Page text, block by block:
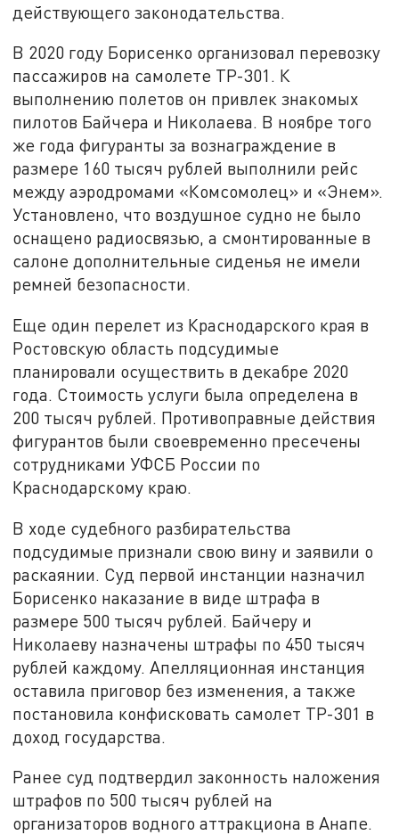
действующего законодательства.
В 2020 году Борисенко организовал перевозку
пассажиров на самолете ТР-301. К
выполнению полетов он привлек знакомых
пилотов Байчера и Николаева. В ноябре того
же года фигуранты за вознаграждение в
размере 160 тысяч рублей выполнили рейс
между аэродромами «Комсомолец» и «Энем».
Установлено, что воздушное судно не было
оснащено радиосвязью, а смонтированные в
салоне дополнительные сиденья не имели
ремней безопасности.
Еще один перелет из Краснодарского края в
Ростовскую область подсудимые
планировали осуществить в декабре 2020
года. Стоимость услуги была определена в
200 тысяч рублей. Противоправные действия
фигурантов были своевременно пресечены
сотрудниками УФСБ России по
Краснодарскому краю.
В ходе судебного разбирательства
подсудимые признали свою вину и заявили о
раскаянии. Суд первой инстанции назначил
Борисенко наказание в виде штрафа в
размере 500 тысяч рублей. Байчеру и
Николаеву назначены штрафы по 450 тысяч
рублей каждому. Апелляционная инстанция
оставила приговор без изменения, а также
постановила конфисковать самолет ТР-301 в
доход государства.
Ранее суд подтвердил законность наложения
штрафов по 500 тысяч рублей на
организаторов водного аттракциона в Анапе.